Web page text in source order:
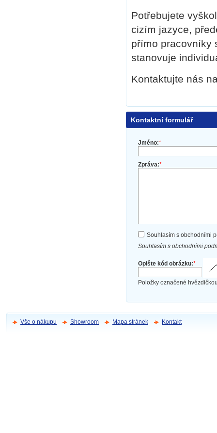
Potřebujete
cizím jazyce,
přímo pracovníky
stanovuje
Kontaktujte nás
Kontaktní formulář
Jméno:*
Zpráva:*
Souhlasím s obchodními
Souhlasím s obchodními
Opište kód obrázku:*
Položky označené
Vše o nákupu Showroom Mapa stránek Kontakt